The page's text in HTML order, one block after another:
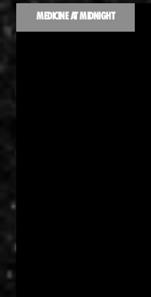
MEDICINE AT MIDNIGHT